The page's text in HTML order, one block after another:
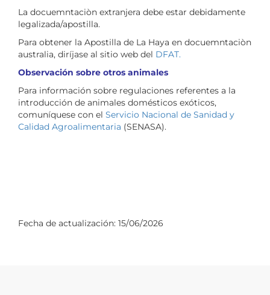
La docuemntaciòn extranjera debe estar debidamente
legalizada/apostilla.
Para obtener la Apostilla de La Haya en docuemntaciòn
australia, diríjase al sitio web del DFAT.
Observación sobre otros animales
Para información sobre regulaciones referentes a la
introducción de animales domésticos exóticos,
comuníquese con el Servicio Nacional de Sanidad y
Calidad Agroalimentaria (SENASA).
Fecha de actualización: 15/06/2026